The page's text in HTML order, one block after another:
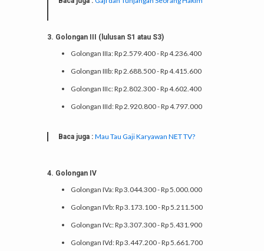
3. Golongan III (lulusan S1 atau S3)
Golongan IIIa: Rp 2.579.400 - Rp 4.236.400
Golongan IIIb: Rp 2.688.500 - Rp 4.415.600
Golongan IIIc: Rp 2.802.300 - Rp 4.602.400
Golongan IIId: Rp 2.920.800 - Rp 4.797.000
Baca juga : Mau Tau Gaji Karyawan NET TV?
4. Golongan IV
Golongan IVa: Rp 3.044.300 - Rp 5.000.000
Golongan IVb: Rp 3.173.100 - Rp 5.211.500
Golongan IVc: Rp 3.307.300 - Rp 5.431.900
Golongan IVd: Rp 3.447.200 - Rp 5.661.700